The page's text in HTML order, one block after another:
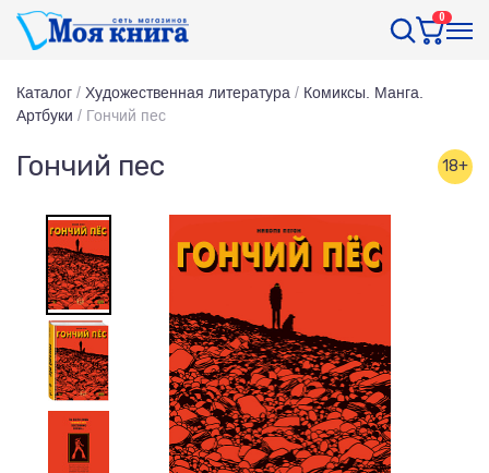
0
Каталог / Художественная литература / Комиксы. Манга.
Артбуки / Гончий пес
Гончий пес 18+